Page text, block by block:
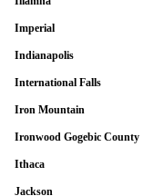
Imperial
Indianapolis
International Falls
Iron Mountain
Ironwood Gogebic County
Ithaca
Jackson